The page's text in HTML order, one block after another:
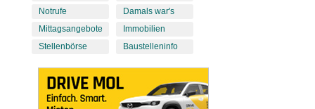
Notrufe
Mittagsangebote
Stellenbörse
Damals war's
Immobilien
Baustelleninfo